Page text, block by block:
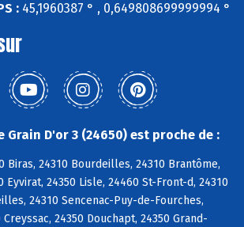
: 45,1960387 ° , 0,649808699999994 °
Grain D'or 3 (24650) est proche de :
Biras, 24310 Bourdeilles, 24310 Brantôme,
Eyvirat, 24350 Lisle, 24460 St-Front-d, 24310
24310 Sencenac-Puy-de-Fourches,
24350 Douchapt, 24350 Grand-